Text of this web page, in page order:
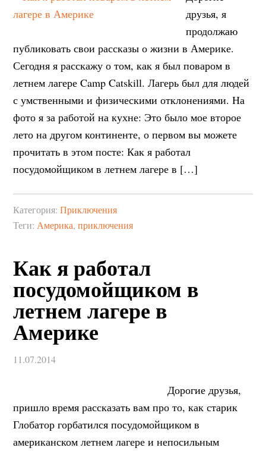
друзья, я
продолжаю
публиковать свои рассказы о жизни в Америке.
Сегодня я расскажу о том, как я был поваром в
летнем лагере Camp Catskill. Лагерь был для людей
с умственными и физическими отклонениями. На
фото я за работой на кухне: Это было мое второе
лето на другом континенте, о первом вы можете
прочитать в этом посте: Как я работал
посудомойщиком в летнем лагере в […]
Категория:Приключения
Теги: Америка,приключения
Как я работал
посудомойщиком в
летнем лагере в
Америке
11.07.2014
Дорогие друзья,
пришло время рассказать вам про то, как старик
Глобатор горбатился посудомойщиком в
американском летнем лагере и непосильным